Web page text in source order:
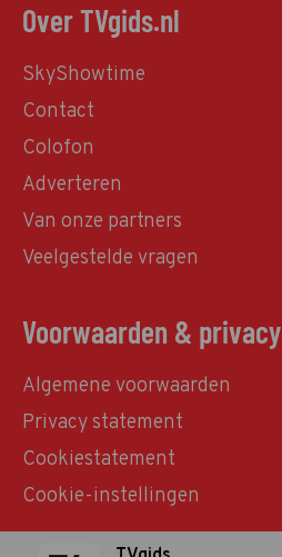
Over TVgids.nl
SkyShowtime
Contact
Colofon
Adverteren
Van onze partners
Veelgestelde vragen
Voorwaarden & privacy
Algemene voorwaarden
Privacy statement
Cookiestatement
Cookie-instellingen